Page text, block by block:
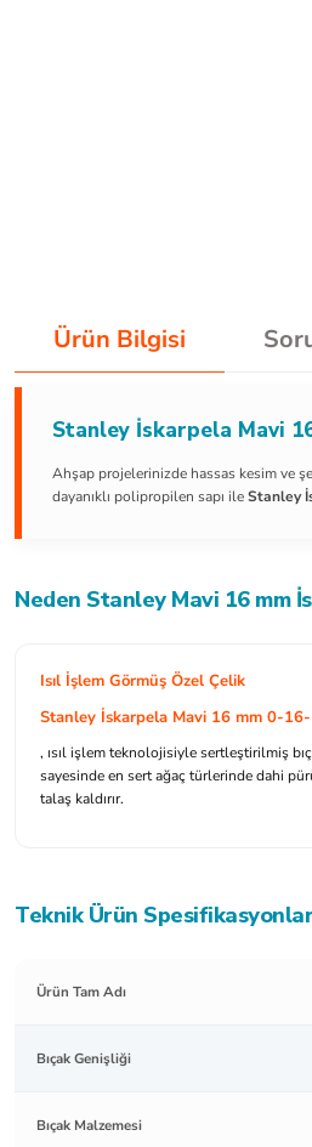
Ürün Bilgisi
Stanley İskarpela Mavi
Ahşap projelerinizde hassas kesim ve
dayanıklı polipropilen sapı ileStanley
Neden Stanley Mavi 16 mm
Isıl İşlem Görmüş Özel Çelik
Stanley İskarpela Mavi 16 mm 0-
, ısıl işlem teknolojisiyle sertleştirilmiş
sayesinde en sert ağaç türlerinde dahi
talaş kaldırır.
Teknik Ürün
Ürün Tam Adı
Bıçak Genişliği
Bıçak Malzemesi